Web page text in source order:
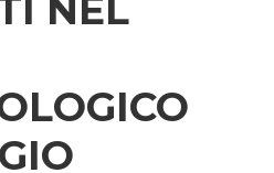
NEL